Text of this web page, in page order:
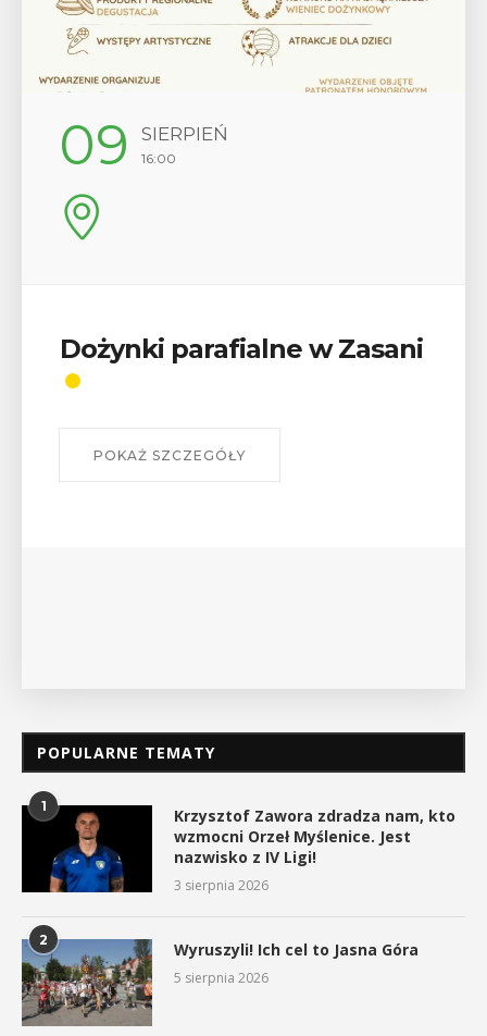
09 SIERPIEŃ
16:00
Dożynki parafialne w Zasani
POKAŻ SZCZEGÓŁY
POPULARNE TEMATY
1
Krzysztof Zawora zdradza nam, kto
wzmocni Orzeł Myślenice. Jest
nazwisko z IV Ligi!
3 sierpnia 2026
2 Wyruszyli! Ich cel to Jasna Góra
5 sierpnia 2026